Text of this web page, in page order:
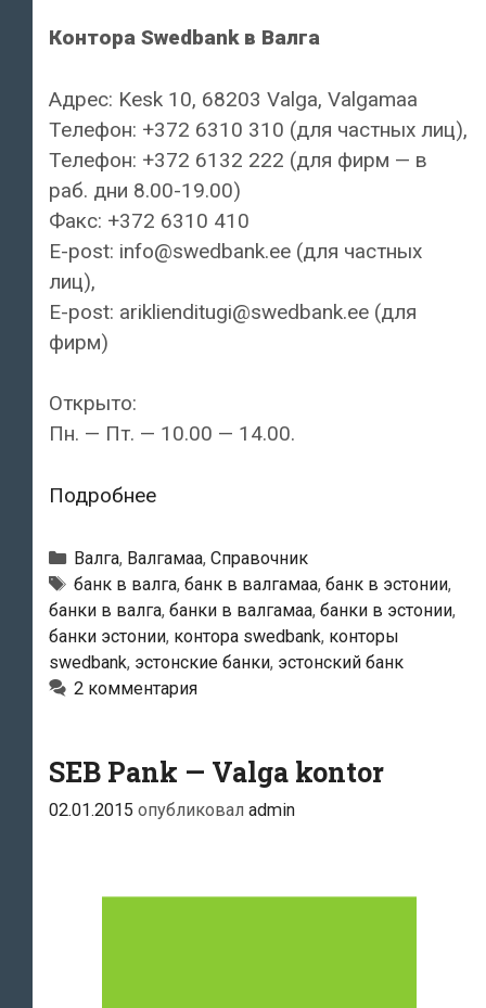
Контора Swedbank в Валга
Адрес: Kesk 10, 68203 Valga, Valgamaa
Телефон: +372 6310 310 (для частных лиц),
Телефон: +372 6132 222 (для фирм — в
раб. дни 8.00-19.00)
Факс: +372 6310 410
E-post: info@swedbank.ee (для частных
лиц),
E-post: ariklienditugi@swedbank.ee (для
фирм)
Открыто:
Пн. — Пт. — 10.00 — 14.00.
ПодробнееSwedbank
Valga
kontor
Рубрики
Валга, Валгамаа, Справочник
Тэги
банк в валга, банк в валгамаа, банк в эстонии,
банки в валга, банки в валгамаа, банки в эстонии,
банки эстонии, контора swedbank, конторы
swedbank, эстонские банки, эстонский банк
2 комментария
SEB Pank — Valga kontor
02.01.2015 опубликовал admin